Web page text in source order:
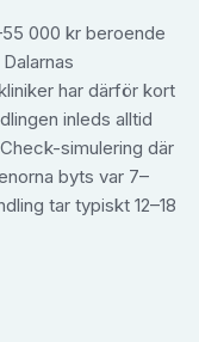
000 kr beroende
har därför kort
inleds alltid
simulering där
byts var 7–
tar typiskt 12–18